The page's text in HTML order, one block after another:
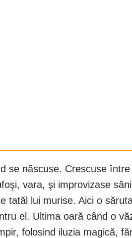
se născuse. Crescuse între
vara, şi improvizase
tatăl lui murise. Aici o
el. Ultima oară când o
folosind iluzia magică,